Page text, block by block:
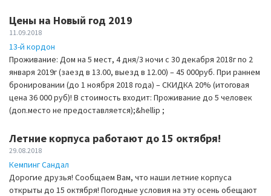
Цены на Новый год 2019
11.09.2018
13-й кордон
Проживание: Дом на 5 мест, 4 дня/3 ночи с 30 декабря 2018г по 2
января 2019г (заезд в 13.00, выезд в 12.00) – 45 000руб. При раннем
бронировании (до 1 ноября 2018 года) – СКИДКА 20% (итоговая
цена 36 000 руб)! В стоимость входит: Проживание до 5 человек
(доп.место не предоставляется);&hellip ;
Летние корпуса работают до 15 октября!
29.08.2018
Кемпинг Сандал
Дорогие друзья! Сообщаем Вам, что наши летние корпуса
открыты до 15 октября! Погодные условия на эту осень обещают